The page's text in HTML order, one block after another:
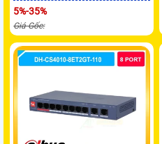
5%-35%
Giá Gốc: